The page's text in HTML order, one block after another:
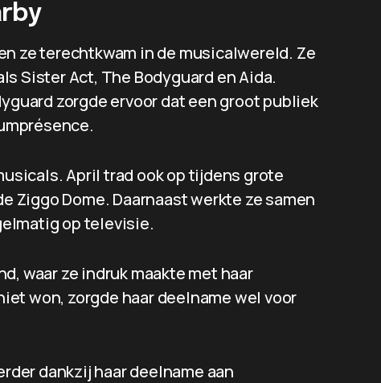
ze terechtkwam in de musicalwereld. Ze
Sister Act, The Bodyguard en Aida.
zorgde ervoor dat een groot publiek
April trad ook op tijdens grote
Ziggo Dome. Daarnaast werkte ze samen
op televisie.
waar ze indruk maakte met haar
won, zorgde haar deelname wel voor
dankzij haar deelname aan